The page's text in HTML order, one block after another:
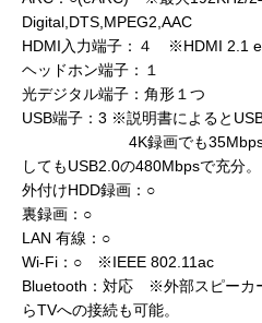
Digital,DTS,MPEG2,AAC
HDMI入力端子：４ ※HDMI 2.1
ヘッドホン端子：１
光デジタル端子：角形１つ
USB端子：3 ※説明書によると
4K録画でも35Mbps程度
してもUSB2.0の480Mbpsで充分。
外付けHDD録画：○
裏録画：○
LAN 有線：○
Wi-Fi：○ ※IEEE 802.11ac
Bluetooth：対応 ※外部スピーカ
らTVへの接続も可能。